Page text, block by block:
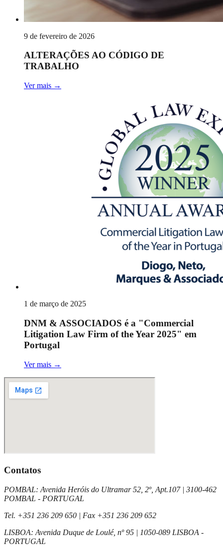
9 de fevereiro de 2026
ALTERAÇÕES AO CÓDIGO DE
TRABALHO
Ver mais →
1 de março de 2025
DNM & ASSOCIADOS é a "Commercial
Litigation Law Firm of the Year 2025" em
Portugal
Ver mais →
Contatos
POMBAL: Avenida Heróis do Ultramar 52, 2º, Apt.107| 3100-462
POMBAL - PORTUGAL
Tel. +351 236 209 650 | Fax +351 236 209 652
LISBOA: Avenida Duque de Loulé, nº 95 | 1050-089 LISBOA -
PORTUGAL